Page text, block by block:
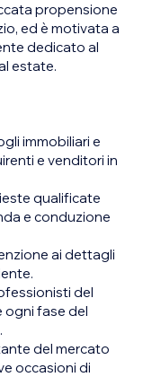
propensione
ed è motivata a
dedicato al
estate.
immobiliari e
e venditori in
qualificate
e conduzione
ai dettagli
del
ogni fase del
del mercato
occasioni di